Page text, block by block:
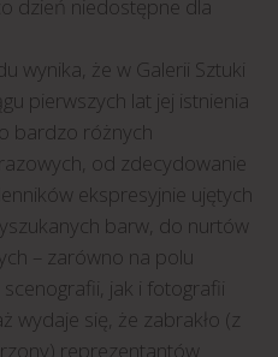
dzień niedostępne dla
wynika, że w Galerii Sztuki
pierwszych lat jej istnienia
bardzo różnych
od zdecydowanie
ekspresyjnie ujętych
barw, do nurtów
– zarówno na polu
jak i fotografii
wydaje się, że zabrakło (z
reprezentantów